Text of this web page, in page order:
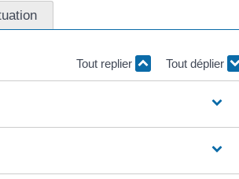
Tout replier Tout déplier